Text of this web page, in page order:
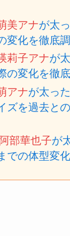
美アナが太
変化を徹底調
莉子アナが
の変化を徹底
アナが太っ
ズを過去と
阿部華也子が
での体型変